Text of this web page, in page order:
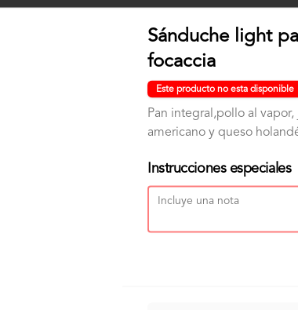
Sánduche light
focaccia
Este producto no esta disponible
Pan integral,pollo al vapor,
americano y queso
Instrucciones especiales